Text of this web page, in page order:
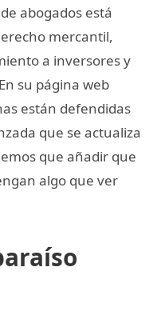
abogados está
mercantil,
a inversores y
su página web
están defendidas
que se actualiza
que añadir que
algo que ver